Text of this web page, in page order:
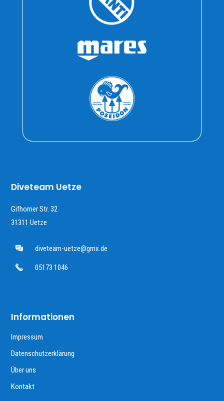
Diveteam Uetze
Gifhorner Str. 32
31311 Uetze
diveteam-uetze@gmx.de
05173 1046
Informationen
Impressum
Datenschutzerklärung
Über uns
Kontakt